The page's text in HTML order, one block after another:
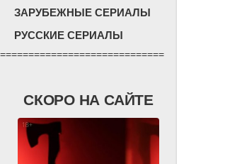
ЗАРУБЕЖНЫЕ СЕРИАЛЫ
РУССКИЕ СЕРИАЛЫ
=============================
СКОРО НА САЙТЕ